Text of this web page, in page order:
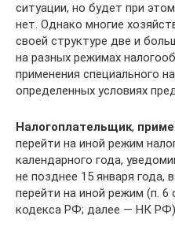
ситуации, но будет при
нет. Однако многие
своей структуре две и
на разных режимах
применения специального
определенных условиях
Налогоплательщик,
перейти на иной режим
календарного года,
не позднее 15 января года,
перейти на иной режим (п. 6
кодекса РФ; далее — НК